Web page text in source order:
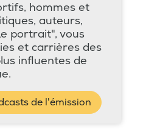
hommes et
auteurs,
portrait", vous
et carrières des
influentes de
de l'émission